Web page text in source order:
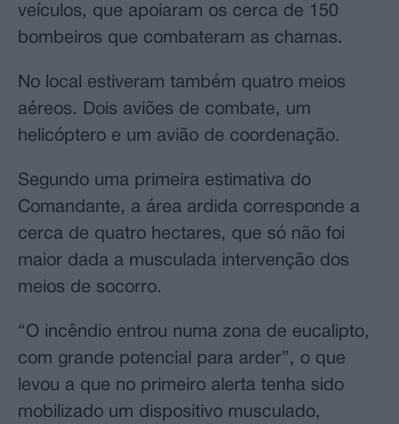
veículos, que apoiaram os cerca de 150
bombeiros que combateram as chamas.
No local estiveram também quatro meios
aéreos. Dois aviões de combate, um
helicóptero e um avião de coordenação.
Segundo uma primeira estimativa do
Comandante, a área ardida corresponde a
cerca de quatro hectares, que só não foi
maior dada a musculada intervenção dos
meios de socorro.
“O incêndio entrou numa zona de eucalipto,
com grande potencial para arder”, o que
levou a que no primeiro alerta tenha sido
mobilizado um dispositivo musculado,